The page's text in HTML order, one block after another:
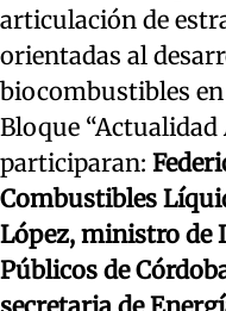
articulación de
orientadas al
biocombustibles
Bloque
participaran:
Combustibles
López, ministro de
Públicos de